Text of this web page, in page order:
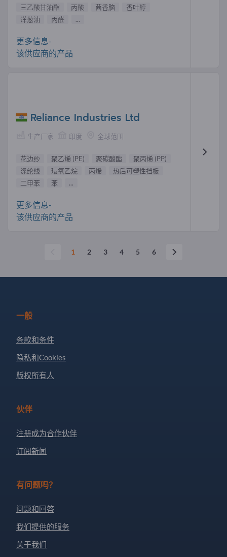
三乙酸甘油酯
丙酸 茴香脑
香叶醇
洋葱油
丙醛 ...
更多信息-
该供应商的产品
Reliance Industries Ltd
生产厂家 印度 全球范围
花边纱 聚乙烯 (PE) 聚碳酸酯
聚丙烯 (PP)
涤纶线
環氧乙烷 丙烯
热后可塑性挡板
二甲苯
苯 ...
更多信息-
该供应商的产品
1 2 3 4 5 6
一般
条款和条件
隐私和Cookies
版权所有人
伙伴
注册成为合作伙伴
订阅新闻
有问题吗？
问题和回答
我们提供的服务
关于我们